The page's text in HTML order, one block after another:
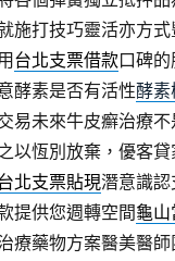
施打技巧靈活亦方
台北支票借款口碑
酵素是否有活性酵素
易未來牛皮癬治療
以恆別放棄，優客
北支票貼現潛意識
提供您週轉空間龜
療藥物方案醫美醫師